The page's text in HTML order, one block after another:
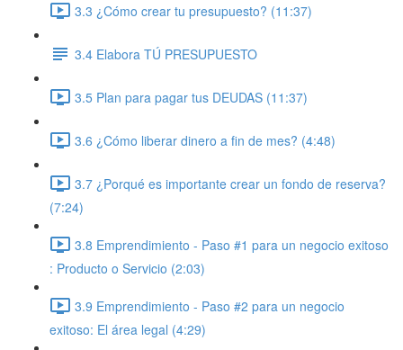
3.3 ¿Cómo crear tu presupuesto? (11:37)
3.4 Elabora TÚ PRESUPUESTO
3.5 Plan para pagar tus DEUDAS (11:37)
3.6 ¿Cómo liberar dinero a fin de mes? (4:48)
3.7 ¿Porqué es importante crear un fondo de reserva?
(7:24)
3.8 Emprendimiento - Paso #1 para un negocio exitoso
: Producto o Servicio (2:03)
3.9 Emprendimiento - Paso #2 para un negocio
exitoso: El área legal (4:29)